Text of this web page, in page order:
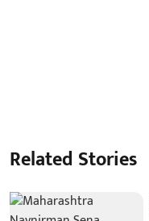
Related Stories